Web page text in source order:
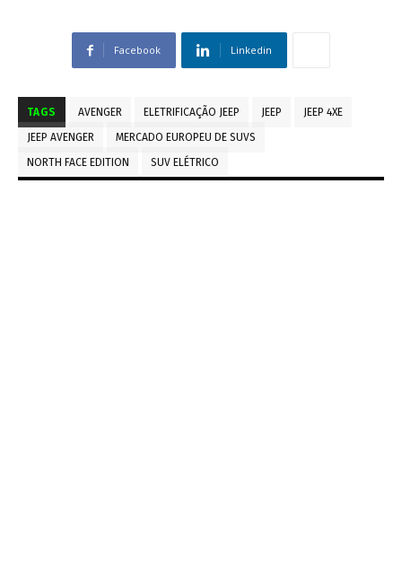
Facebook Linkedin
TAGS AVENGER ELETRIFICAÇÃO JEEP JEEP
JEEP 4XE
JEEP AVENGER
MERCADO EUROPEU DE SUVS
NORTH FACE EDITION
SUV ELÉTRICO